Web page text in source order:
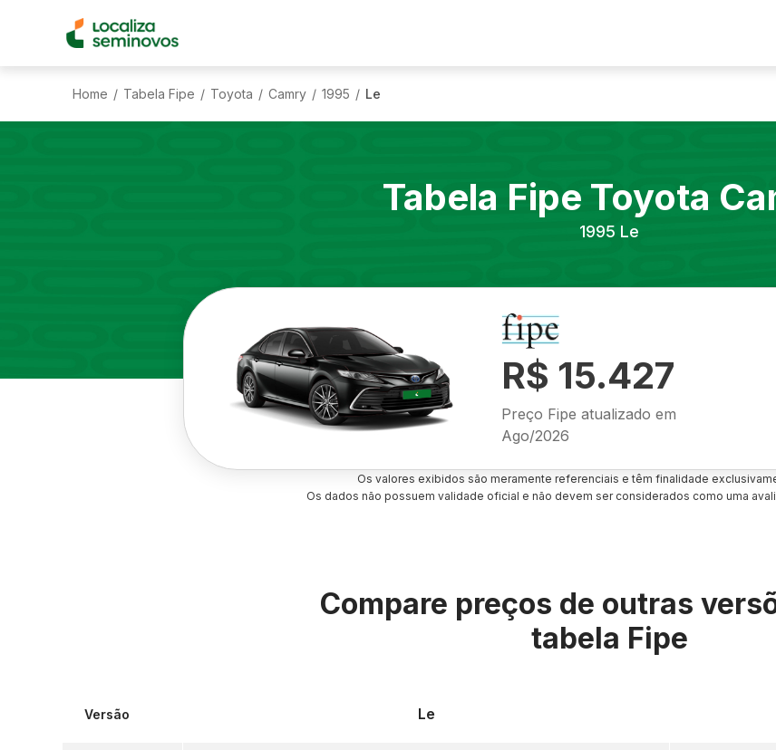
Home / Tabela Fipe / Toyota / Camry / 1995 / Le
Tabela Fipe Toyota
1995 Le
R$ 15.427
Preço Fipe atualizado em
Ago/2026
Os valores exibidos são meramente referenciais e têm finalidade
Os dados não possuem validade oficial e não devem ser considerados como uma
Compare preços de outras
tabela Fipe
Versão Le